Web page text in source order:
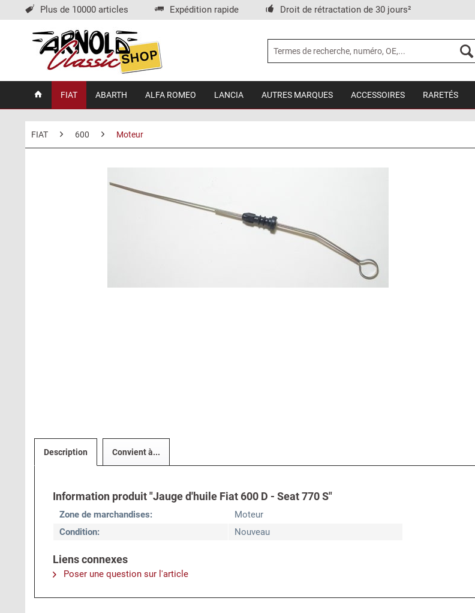
Plus de 10000 articles Expédition rapide Droit de rétractation de 30 jours²
FIAT ABARTH ALFA ROMEO LANCIA AUTRES MARQUES ACCESSOIRES RARETÉS
FIAT 600 Moteur
Description Convient à...
Information produit "Jauge d'huile Fiat 600 D - Seat 770 S"
Zone de marchandises:
Moteur
Condition:
Nouveau
Liens connexes
Poser une question sur l'article